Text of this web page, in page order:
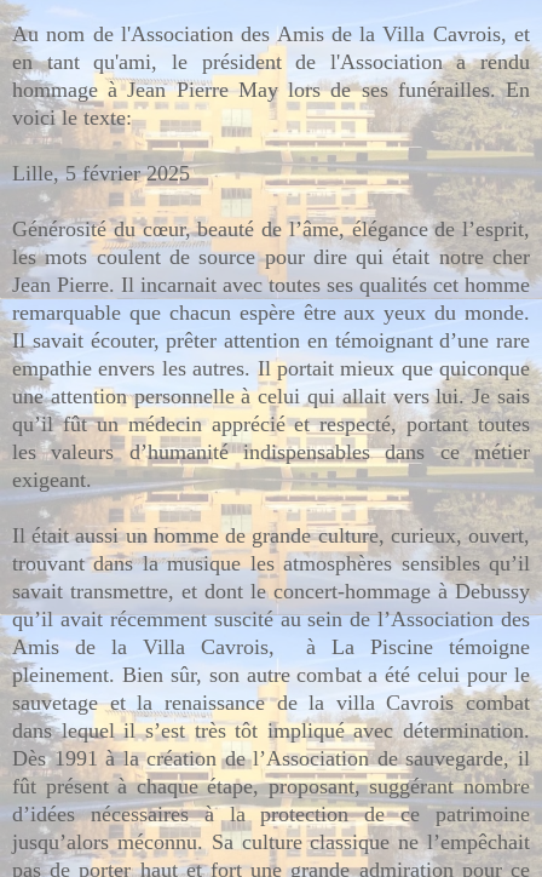
Au nom de l'Association des Amis de la Villa Cavrois, et
en tant qu'ami, le président de l'Association a rendu
hommage à Jean Pierre May lors de ses funérailles. En
voici le texte:
Lille, 5 février 2025
Générosité du cœur, beauté de l’âme, élégance de l’esprit,
les mots coulent de source pour dire qui était notre cher
Jean Pierre. Il incarnait avec toutes ses qualités cet homme
remarquable que chacun espère être aux yeux du monde.
Il savait écouter, prêter attention en témoignant d’une rare
empathie envers les autres. Il portait mieux que quiconque
une attention personnelle à celui qui allait vers lui. Je sais
qu’il fût un médecin apprécié et respecté, portant toutes
les valeurs d’humanité indispensables dans ce métier
exigeant.
Il était aussi un homme de grande culture, curieux, ouvert,
trouvant dans la musique les atmosphères sensibles qu’il
savait transmettre, et dont le concert-hommage à Debussy
qu’il avait récemment suscité au sein de l’Association des
Amis de la Villa Cavrois, à La Piscine témoigne
pleinement. Bien sûr, son autre combat a été celui pour le
sauvetage et la renaissance de la villa Cavrois combat
dans lequel il s’est très tôt impliqué avec détermination.
Dès 1991 à la création de l’Association de sauvegarde, il
fût présent à chaque étape, proposant, suggérant nombre
d’idées nécessaires à la protection de ce patrimoine
jusqu’alors méconnu. Sa culture classique ne l’empêchait
pas de porter haut et fort une grande admiration pour ce